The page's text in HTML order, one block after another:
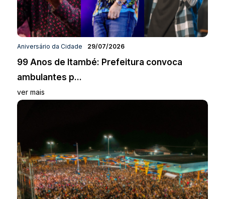
Aniversário da Cidade 29/07/2026
99 Anos de Itambé: Prefeitura convoca
ambulantes p...
ver mais